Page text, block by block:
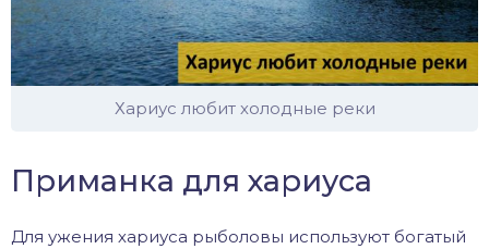
Хариус любит холодные реки
Приманка для хариуса
Для ужения хариуса рыболовы используют богатый